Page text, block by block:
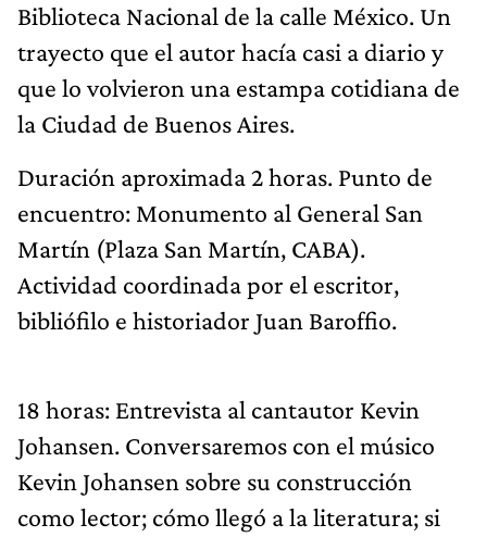
Biblioteca Nacional de la calle México. Un
trayecto que el autor hacía casi a diario y
que lo volvieron una estampa cotidiana de
la Ciudad de Buenos Aires.
Duración aproximada 2 horas. Punto de
encuentro: Monumento al General San
Martín (Plaza San Martín, CABA).
Actividad coordinada por el escritor,
bibliófilo e historiador Juan Baroffio.
18 horas: Entrevista al cantautor Kevin
Johansen. Conversaremos con el músico
Kevin Johansen sobre su construcción
como lector; cómo llegó a la literatura; si